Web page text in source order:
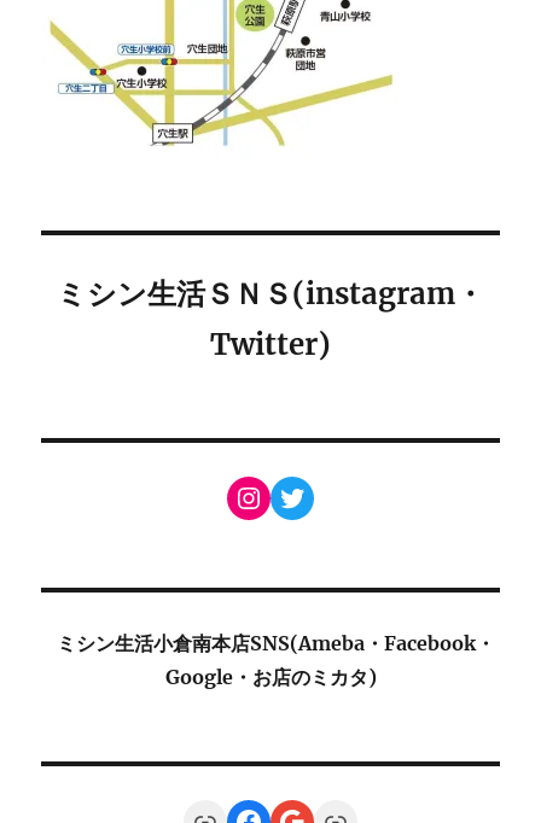
ミシン生活ＳＮＳ(instagram・
Twitter)
Instagram
Twitter
ミシン生活小倉南本店SNS(Ameba・Facebook・
Google・お店のミカタ)